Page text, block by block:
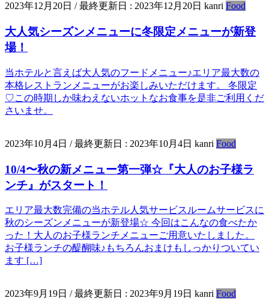
2023年12月20日 / 最終更新日 : 2023年12月20日 kanri Food
大人気シーズンメニューに冬限定メニューが新登
場！
当ホテルと言えば大人気のフードメニュー♪エリア最大数の
本格レストランメニューがお楽しみいただけます。 冬限定
♡この時期しか味わえないホットなお食事を是非ご利用くだ
さいませ。
2023年10月4日 / 最終更新日 : 2023年10月4日 kanri Food
10/4〜秋の新メニュー第一弾☆『大人のお子様ラ
ンチ』がスタート！
エリア最大数完備の当ホテル人気サービスルームサービスに
秋のシーズンメニューが新登場☆ 今回はこんなの食べたか
った！大人のお子様ランチメニューご用意いたしました。
お子様ランチの醍醐味♪もちろんおまけもしっかりついてい
ます […]
2023年9月19日 / 最終更新日 : 2023年9月19日 kanri Food